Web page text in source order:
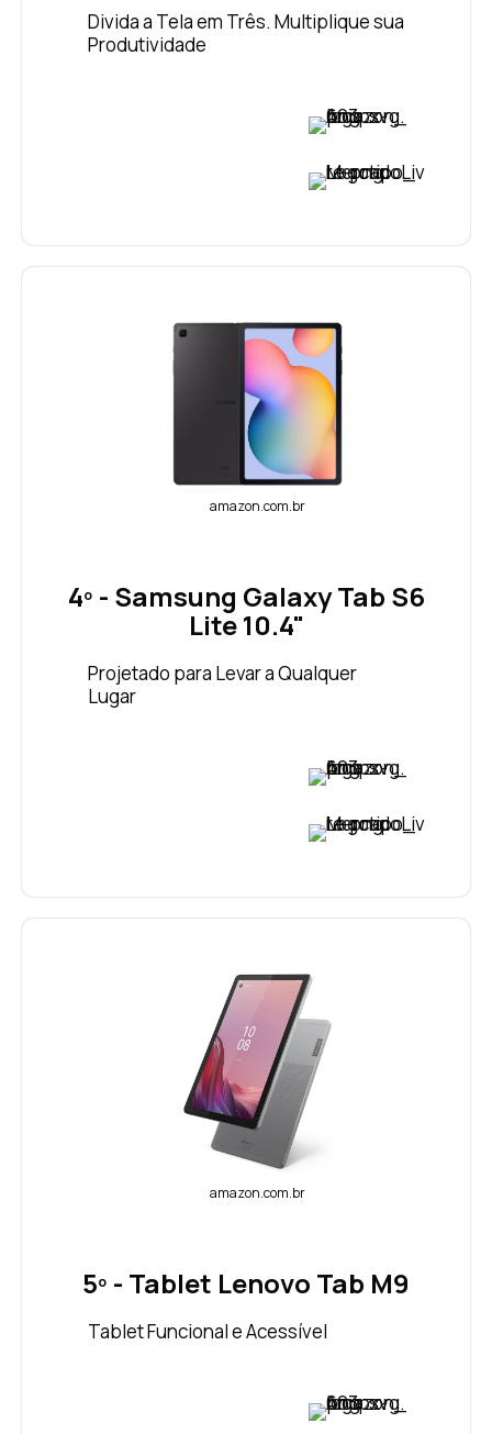
Divida a Tela em Três. Multiplique sua
Produtividade
amazon.com.br
4º - Samsung Galaxy Tab S6
Lite 10.4"
Projetado para Levar a Qualquer
Lugar
amazon.com.br
5º - Tablet Lenovo Tab M9
Tablet Funcional e Acessível